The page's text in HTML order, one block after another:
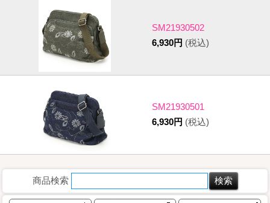
SM21930502
6,930円 (税込)
SM21930501
6,930円 (税込)
商品検索